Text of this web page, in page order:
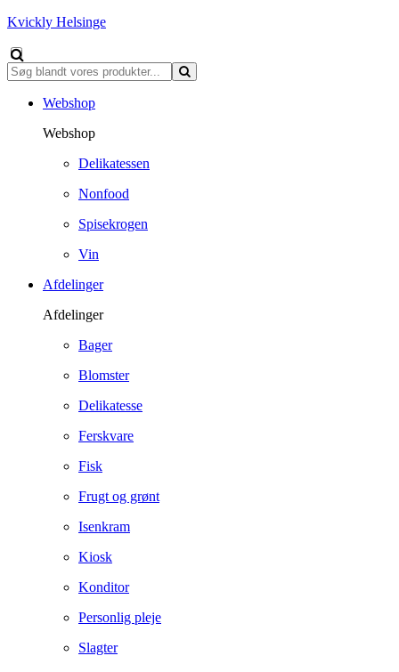
Kvickly Helsinge
Webshop
Webshop
Delikatessen
Nonfood
Spisekrogen
Vin
Afdelinger
Afdelinger
Bager
Blomster
Delikatesse
Ferskvare
Fisk
Frugt og grønt
Isenkram
Kiosk
Konditor
Personlig pleje
Slagter